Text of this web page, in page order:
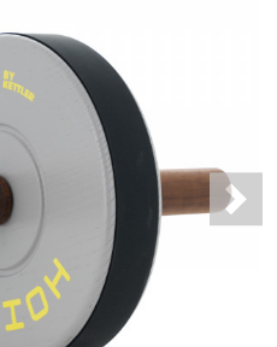
Next